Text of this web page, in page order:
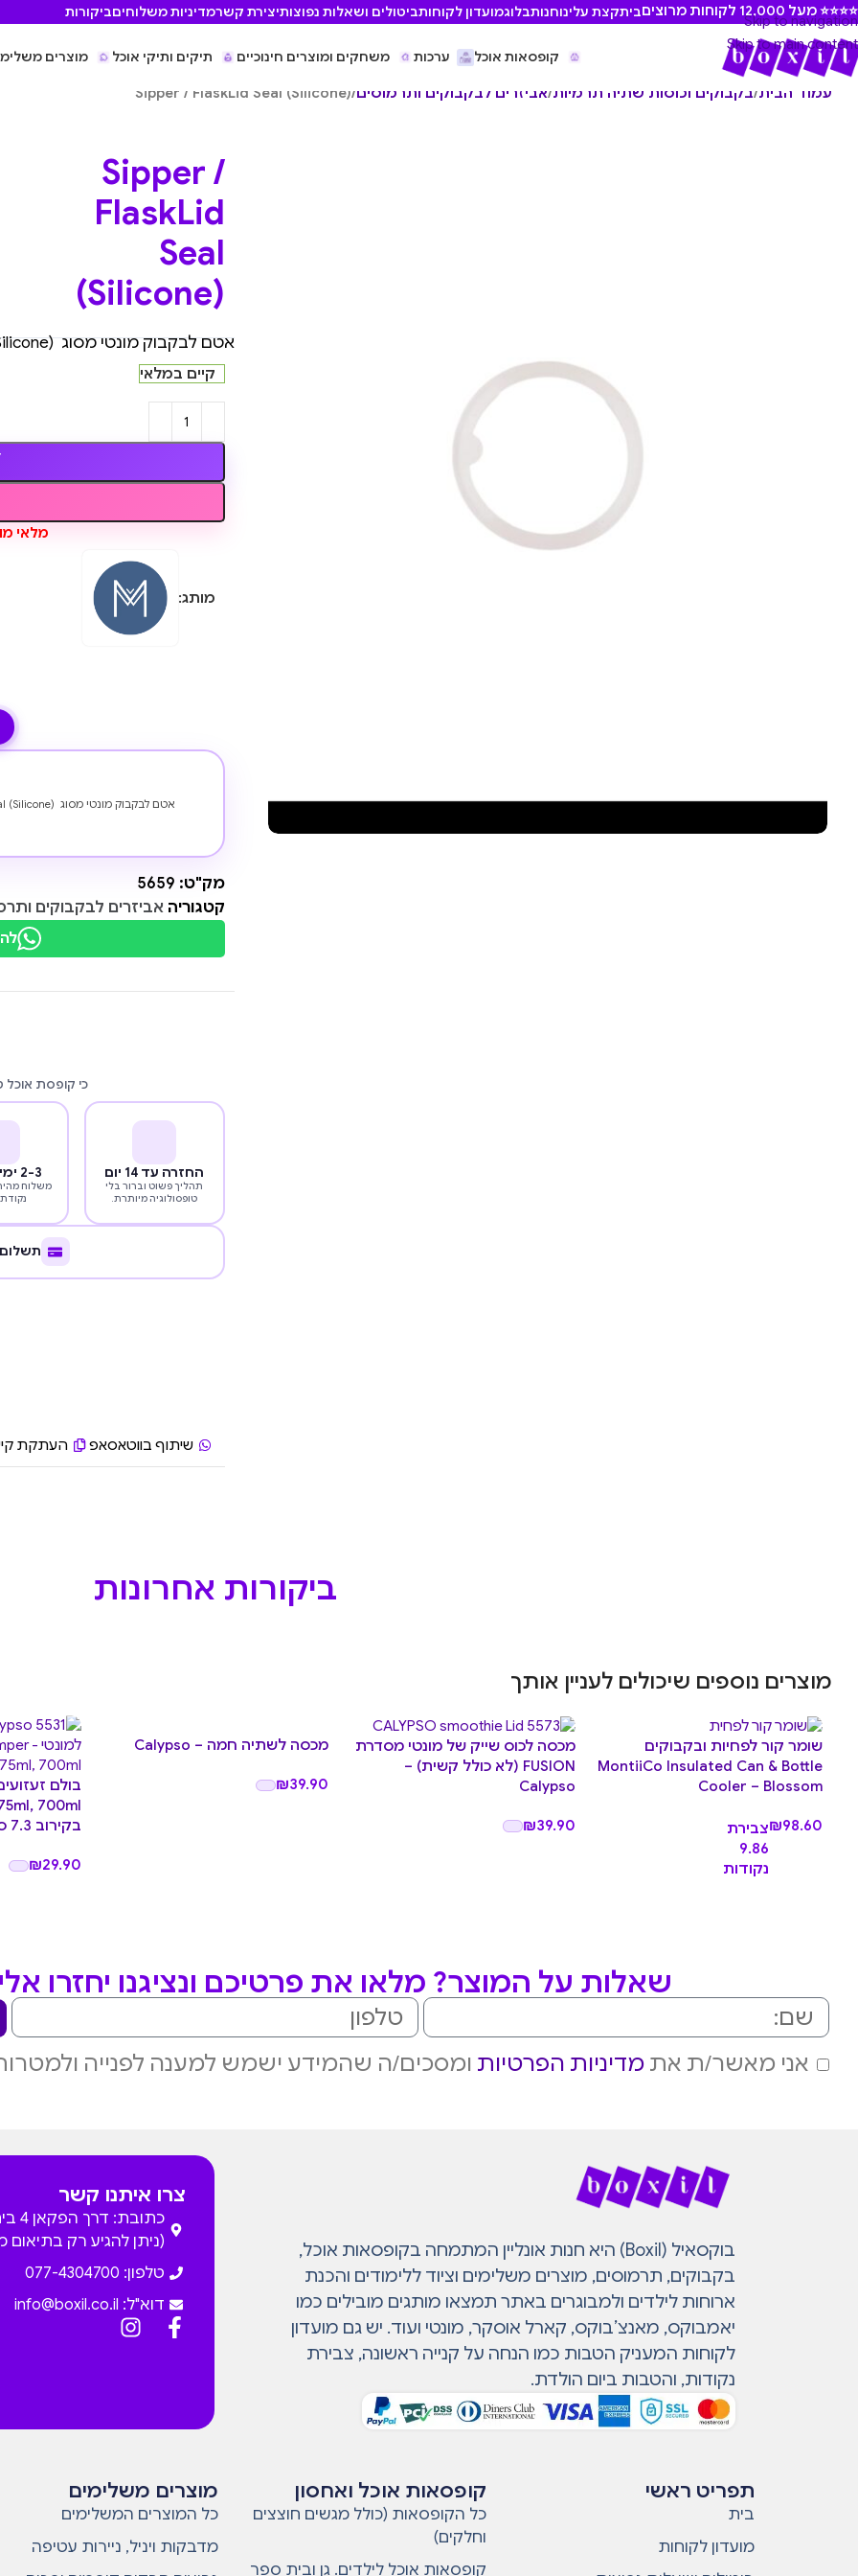
Skip to navigation
Skip to main content
מעל 12,000 לקוחות מרוצים ביתקצת עלינוחנותבלוגמועדון לקוחותביטולים ושאלות נפוצותיצירת קשרמדיניות משלוחיםביקורות
קופסאות אוכל ערכות משחקים ומוצרים חינוכיים תיקים ותיקי אוכל מוצרים
עמוד הבית/בקבוקים וכוסות שתיה תרמיות/אביזרים לבקבוקים ותרמוסים/
Sipper / FlaskLid Seal (Silicone)
Sipper /
FlaskLid
Seal
(Silicone)
אטם לבקבוק מונטי מסוג Sipper / FlaskLid Seal (Silicone)
קיים במלאי
מלאי מוגבל,
מותג:
אטם לבקבוק מונטי מסוג Sipper / FlaskLid Seal (Silicone)
מק"ט: 5659
קטגוריה אביזרים לבקבוקים
כי קופסת
החזרה עד 14 יום
תהליך פשוט וברור בלי
טופסולוגיה מיותרת.
2-3 ימי עסקים
משלוח
שיתוף בווטאסאפ העתקת
ביקורות אחרונות
מוצרים נוספים שיכולים לעניין אותך
שומר קור לפחיות ובקבוקים
MontiiCo Insulated Can & Bottle
Cooler – Blossom
₪98.60
צבירת
9.86
נקודות
מכסה לכוס שייק של מונטי מסדרת
FUSION (לא כולל קשית) –
Calypso
₪39.90
מכסה לשתיה חמה – Calypso
₪39.90 בולם
בקירוב 7.3 ס”מ) – Calypso
₪29.90
שאלות על המוצר? מלאו את פרטיכם ונציגנו יחזרו
אני מאשר/ת את מדיניות הפרטיות ומסכים/ה שהמידע ישמש למענה לפנייה
בוקסאיל (Boxil) היא חנות אונליין המתמחה בקופסאות אוכל,
בקבוקים, תרמוסים, מוצרים משלימים וציוד ללימודים והכנת
ארוחות לילדים ולמבוגרים באתר תמצאו מותגים מובילים כמו
יאמבוקס, מאנצ’בוקס, קארל אוסקר, מונטי ועוד. יש גם מועדון
לקוחות המעניק הטבות כמו הנחה על קנייה ראשונה, צבירת
נקודות, והטבות ביום הולדת.
צרו איתנו קשר
(ניתן להגיע רק
טלפון: 077-4304700
דוא"ל: info@boxil.co.il
תפריט ראשי
בית
מועדון לקוחות
קופסאות אוכל ואחסון
כל הקופסאות (כולל מגשים חוצצים
וחלקים)
קופסאות אוכל לילדים. גן ובית ספר
מוצרים משלימים
כל המוצרים המשלימים
מדבקות ויניל, ניירות עטיפה